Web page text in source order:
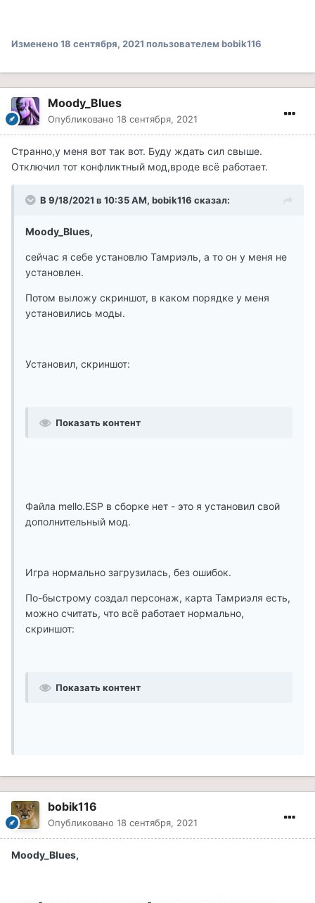
Изменено18 сентября, 2021 пользователем bobik116
Moody_Blues
Опубликовано 18 сентября, 2021
Cтранно,у меня вот так вот. Буду ждать сил свыше.
Отключил тот конфликтный мод,вроде всё работает.
В 9/18/2021 в 10:35 AM, bobik116 сказал:
Moody_Blues,
сейчас я себе установлю Тамриэль, а то он у меня не
установлен.
Потом выложу скриншот, в каком порядке у меня
установились моды.
Установил, скриншот:
Показать контент
Файла mello.ESP в сборке нет - это я установил свой
дополнительный мод.
Игра нормально загрузилась, без ошибок.
По-быстрому создал персонаж, карта Тамриэля есть,
можно считать, что всё работает нормально,
скриншот:
Показать контент
bobik116
Опубликовано 18 сентября, 2021
Moody_Blues,